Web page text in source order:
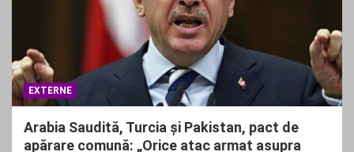
EXTERNE
Arabia Saudită, Turcia și Pakistan, pact de
apărare comună: „Orice atac armat asupra